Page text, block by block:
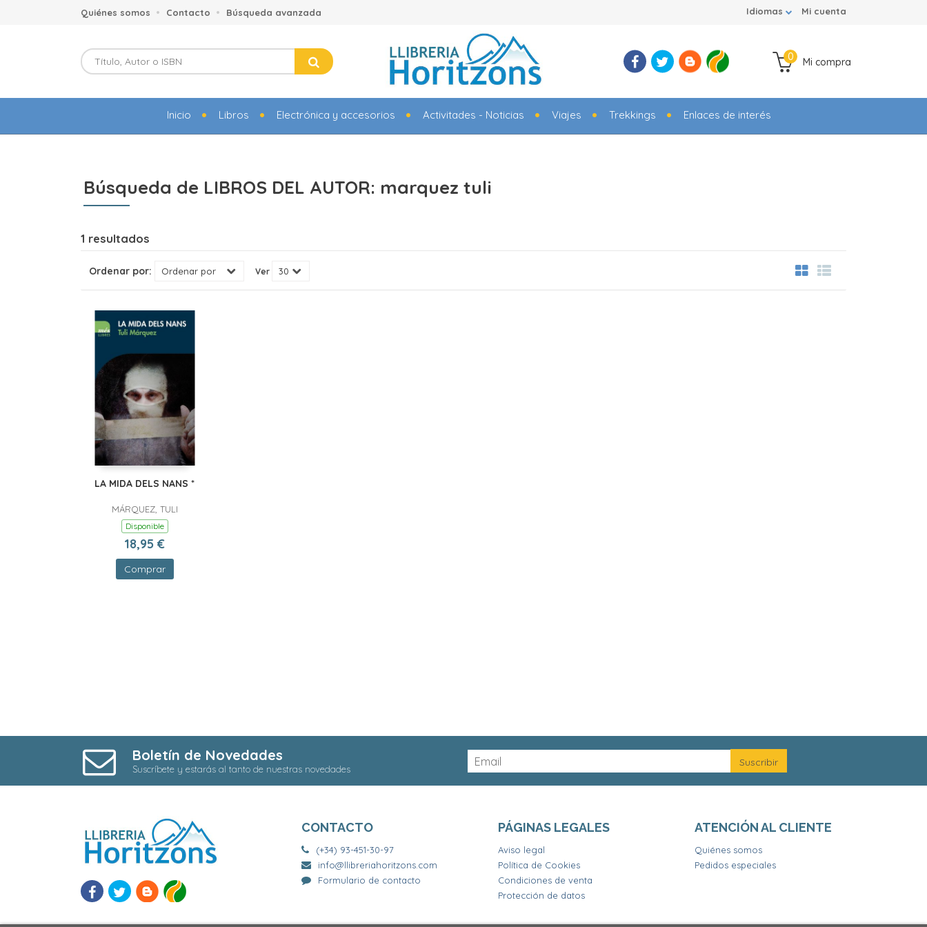
Mi cuenta
Idiomas
Quiénes somos Contacto Búsqueda avanzada
Mi compra
0
Inicio Libros Electrónica y accesorios Activitades - Noticias Viajes Trekkings Enlaces de interés
Búsqueda de LIBROS DEL AUTOR: marquez tuli
1 resultados
Ordenar por: Ver
LA MIDA DELS NANS *
MÁRQUEZ, TULI
Disponible
18,95 €
Comprar
Boletín de Novedades
Suscríbete y estarás al tanto de nuestras novedades
CONTACTO
(+34) 93-451-30-97
info@llibreriahoritzons.com
Formulario de contacto
PÁGINAS LEGALES
Aviso legal
Política de Cookies
Condiciones de venta
Protección de datos
ATENCIÓN AL CLIENTE
Quiénes somos
Pedidos especiales